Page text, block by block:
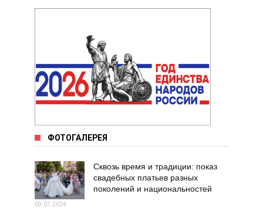
ФОТОГАЛЕРЕЯ
Сквозь время и традиции: показ
свадебных платьев разных
поколений и национальностей
09.07.2026